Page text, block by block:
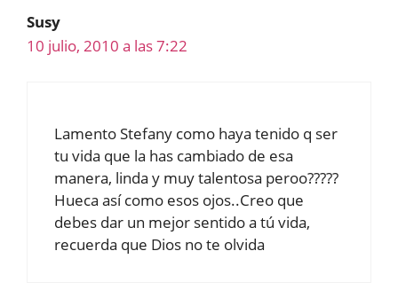
Susy
10 julio, 2010 a las 7:22
Lamento Stefany como haya tenido q ser
tu vida que la has cambiado de esa
manera, linda y muy talentosa peroo?????
Hueca así como esos ojos..Creo que
debes dar un mejor sentido a tú vida,
recuerda que Dios no te olvida